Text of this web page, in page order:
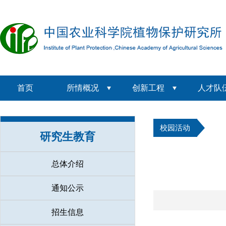
首页 所情概况 创新工程 人才队
研究生教育
总体介绍
通知公示
招生信息
校园活动